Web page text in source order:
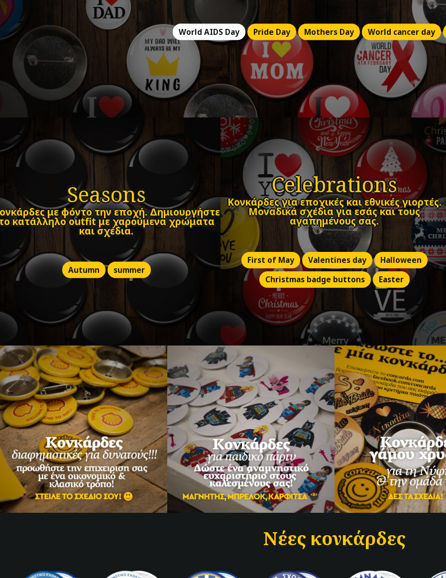
World AIDS Day Pride Day Mothers Day World cancer day
Seasons
με φόντο την εποχή. Δημιουργήστε
κατάλληλο outfit με χαρούμενα χρώματα
και σχέδια.
Autumn summer
Celebrations
Κονκάρδες για εποχικές και εθνικές γιορτές.
Μοναδικά σχέδια για εσάς και τους
αγαπημένους σας.
First of May Valentines day
Halloween
Christmas badge buttons
Easter
Νέες κονκάρδες